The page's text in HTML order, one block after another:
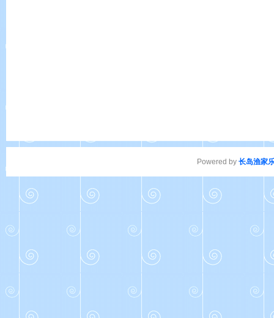
Powered by 长岛渔家